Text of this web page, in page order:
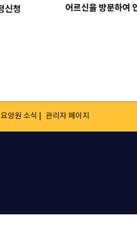
요양원 소식 | 관리자 페이지